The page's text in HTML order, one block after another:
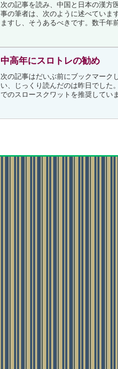
次の記事を読み、中国と日本の漢方
事の筆者は、次のように述べていま
ますし、そうあるべきです。数千年
中高年にスロトレの勧め
次の記事はだいぶ前にブックマーク
い、じっくり読んだのは昨日でした
でのスロースクワットを推奨してい